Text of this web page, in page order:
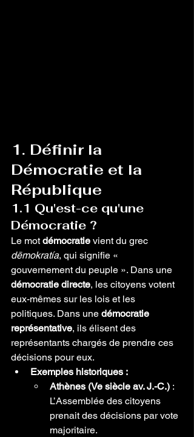
1. Définir la
Démocratie et la
République
1.1 Qu'est-ce qu'une
Démocratie ?
Le mot démocratie vient du grec
dēmokratía, qui signifie «
gouvernement du peuple ». Dans une
démocratie directe, les citoyens votent
eux-mêmes sur les lois et les
politiques. Dans une démocratie
représentative, ils élisent des
représentants chargés de prendre ces
décisions pour eux.
Exemples historiques :
Athènes (Ve siècle av. J.-C.) :
L’Assemblée des citoyens
prenait des décisions par vote
majoritaire.